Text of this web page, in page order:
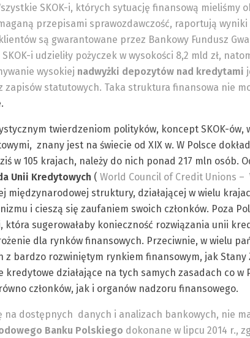
SKOK-i, których sytuację finansową mieliśmy
przepisami sprawozdawczość, raportują
są gwarantowane przez Bankowy Fundusz
SKOK-i udzieliły pożyczek w wysokości 8,2 mld zł,
wysokiej nadwyżki depozytów nad kredytami
zapisów statutowych. Taka struktura finansowa nie
twierdzeniom polityków, koncept SKOK-ów,
znany jest na świecie od XIX w. W Polsce
w 105 krajach, należy do nich ponad 217 mln osób.
Unii Kredytowych ( World Council of Credit Unions –
międzynarodowej struktury, działającej w wielu
i cieszą się zaufaniem swoich członków. Poza
która sugerowałaby konieczność rozwiązania unii
dla rynków finansowych. Przeciwnie, w wielu
z bardzo rozwiniętym rynkiem finansowym, jak Stany
kredytowe działające na tych samych zasadach co w
członków, jak i organów nadzoru finansowego.
na dostępnych danych i analizach bankowych, nie
Banku Polskiego dokonane w lipcu 2014 r.,